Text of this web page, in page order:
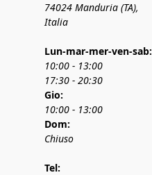
74024 Manduria (TA),
Italia
Lun-mar-mer-ven-sab:
10:00 - 13:00
17:30 - 20:30
Gio:
10:00 - 13:00
Dom:
Chiuso
Tel: